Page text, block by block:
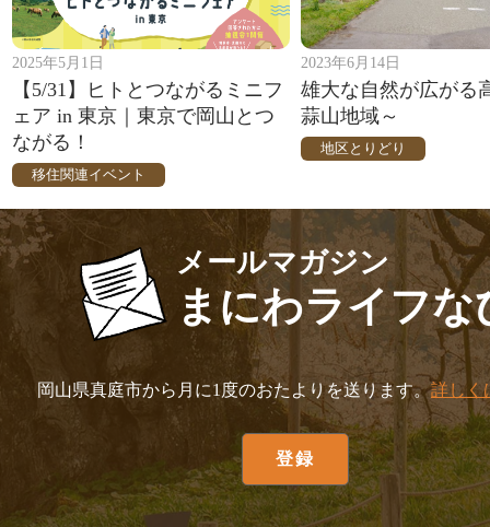
2025年5月1日
【5/31】ヒトとつながるミニフ
ェア in 東京｜東京で岡山とつ
ながる！
移住関連イベント
2023年6月14日
雄大な自然が広がる
蒜山地域～
地区とりどり
メールマガジン
まにわライフな
岡山県真庭市から月に1度のおたよりを送ります。詳しく